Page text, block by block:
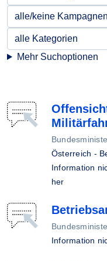
Mehr Suchoptionen
Österreich -
Information
her
Information